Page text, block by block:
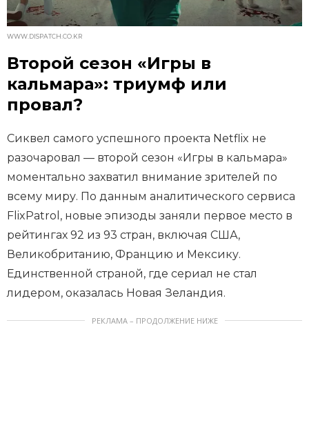
WWW.DISPATCH.CO.KR
Второй сезон «Игры в
кальмара»: триумф или
провал?
Сиквел самого успешного проекта Netflix не
разочаровал — второй сезон «Игры в кальмара»
моментально захватил внимание зрителей по
всему миру. По данным аналитического сервиса
FlixPatrol, новые эпизоды заняли первое место в
рейтингах 92 из 93 стран, включая США,
Великобританию, Францию и Мексику.
Единственной страной, где сериал не стал
лидером, оказалась Новая Зеландия.
РЕКЛАМА – ПРОДОЛЖЕНИЕ НИЖЕ